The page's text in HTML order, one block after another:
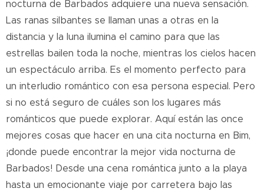
nocturna de Barbados adquiere una nueva sensación.
Las ranas silbantes se llaman unas a otras en la
distancia y la luna ilumina el camino para que las
estrellas bailen toda la noche, mientras los cielos hacen
un espectáculo arriba. Es el momento perfecto para
un interludio romántico con esa persona especial. Pero
si no está seguro de cuáles son los lugares más
románticos que puede explorar. Aquí están las once
mejores cosas que hacer en una cita nocturna en Bim,
¡donde puede encontrar la mejor vida nocturna de
Barbados! Desde una cena romántica junto a la playa
hasta un emocionante viaje por carretera bajo las